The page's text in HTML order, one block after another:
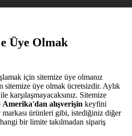
Üye Olmak
için sitemize üye olmanız
sitemize üye olmak ücretsizdir. Aylık
karşılaşmayacaksınız. Sitemize
Amerika'dan alışverişin keyfini
markası ürünleri gibi, istediğiniz diğer
bir limite takılmadan sipariş